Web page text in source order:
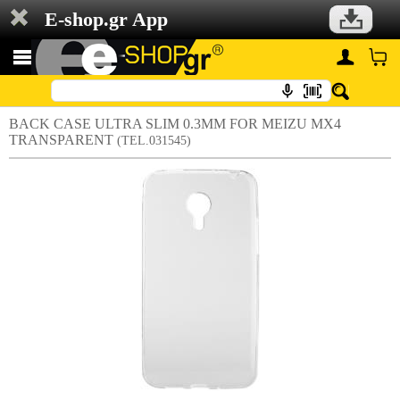
E-shop.gr App
BACK CASE ULTRA SLIM 0.3MM FOR MEIZU MX4
TRANSPARENT (TEL.031545)